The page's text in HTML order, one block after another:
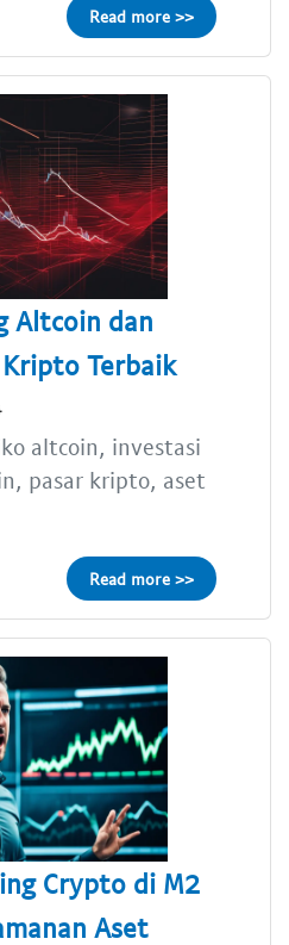
Read more >>
Altcoin dan
Terbaik
altcoin, investasi
pasar kripto, aset
Read more >>
Crypto di M2
Aset